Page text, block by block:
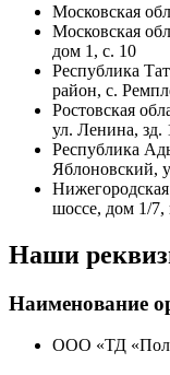
Московская
Московская
дом 1, с. 10
Республика
район, с.
Ростовская
ул. Ленина, зд.
Республика
Яблоновский,
Нижегородская
шоссе, дом 1/7,
Наши
Наименование
ООО «ТД